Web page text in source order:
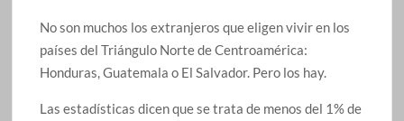
No son muchos los extranjeros que eligen vivir en los
países del Triángulo Norte de Centroamérica:
Honduras, Guatemala o El Salvador. Pero los hay.
Las estadísticas dicen que se trata de menos del 1% de